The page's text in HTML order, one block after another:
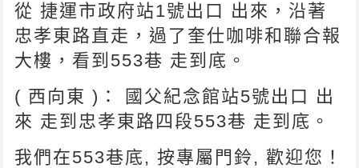
從 捷運市政府站1號出口 出來，沿著
忠孝東路直走，過了奎仕咖啡和聯合報
大樓，看到553巷 走到底。
( 西向東 )： 國父紀念館站5號出口 出
來 走到忠孝東路四段553巷 走到底。
我們在553巷底, 按專屬門鈴, 歡迎您！